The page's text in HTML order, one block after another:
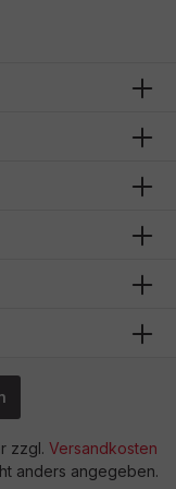
zzgl. Versandkosten
anders angegeben.